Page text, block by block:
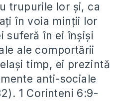
trupurile lor și, ca
în voia minții lor
suferă în ei înșiși
ale comportării
timp, ei prezintă
anti-sociale
1 Corinteni 6:9-